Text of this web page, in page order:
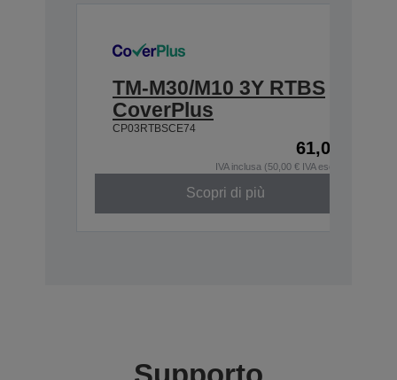
TM-M30/M10 3Y RTBS
CoverPlus
CP03RTBSCE74
61,00 €
IVA inclusa (50,00 € IVA esclusa)
Scopri di più